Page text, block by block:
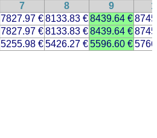
7 8 9
7827.97 €8133.83 €8439.64 €
7827.97 €8133.83 €8439.64 €
5255.98 €5426.27 €5596.60 €